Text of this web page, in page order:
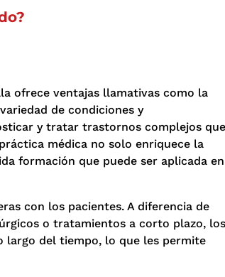
ofrece ventajas llamativas como la
de condiciones y
y tratar trastornos complejos que
médica no solo enriquece la
formación que puede ser aplicada en
con los pacientes. A diferencia de
o tratamientos a corto plazo, los
largo del tiempo, lo que les permite